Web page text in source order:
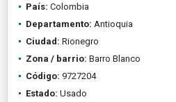
País: Colombia
Departamento: Antioquia
Ciudad: Rionegro
Zona / barrio: Barro Blanco
Código: 9727204
Estado: Usado